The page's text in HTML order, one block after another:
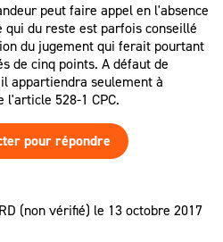
peut faire appel en l'absence
qui du reste est parfois conseillé
du jugement qui ferait pourtant
de cinq points. A défaut de
appartiendra seulement à
l'article 528-1 CPC.
pour répondre
(non vérifié) le 13 octobre 2017